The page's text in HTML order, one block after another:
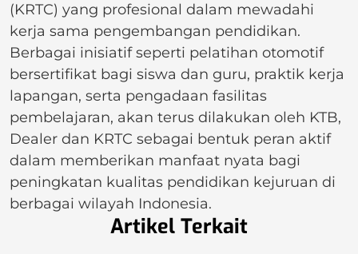
(KRTC) yang profesional dalam mewadahi
kerja sama pengembangan pendidikan.
Berbagai inisiatif seperti pelatihan otomotif
bersertifikat bagi siswa dan guru, praktik kerja
lapangan, serta pengadaan fasilitas
pembelajaran, akan terus dilakukan oleh KTB,
Dealer dan KRTC sebagai bentuk peran aktif
dalam memberikan manfaat nyata bagi
peningkatan kualitas pendidikan kejuruan di
berbagai wilayah Indonesia.
Artikel Terkait